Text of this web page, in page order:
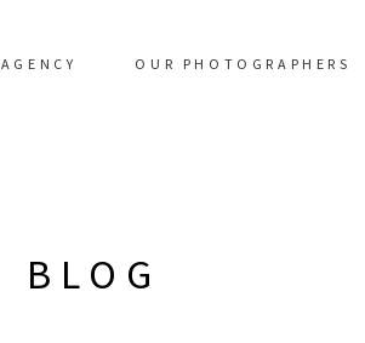
AGENCY OUR PHOTOGRAPHERS
BLOG